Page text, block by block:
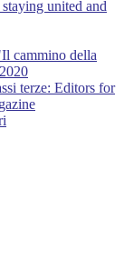
united and
cammino della
terze: Εditors for